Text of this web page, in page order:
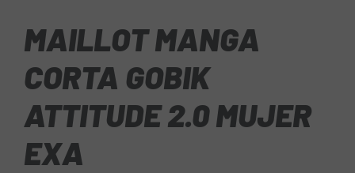
MAILLOT MANGA
CORTA GOBIK
ATTITUDE 2.0 MUJER
EXA